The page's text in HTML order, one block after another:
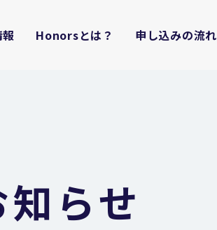
Honorsとは？ 申し込みの流れ
知らせ